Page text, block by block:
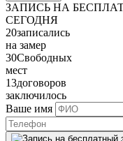
ЗАПИСЬ НА
СЕГОДНЯ
20записались
на замер
30Свободных
мест
13договоров
заключилось
Ваше имя